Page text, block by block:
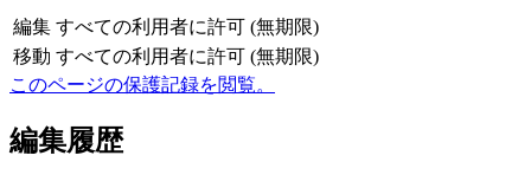
編集 すべての利用者に許可 (無期限)
移動 すべての利用者に許可 (無期限)
このページの保護記録を閲覧。
編集履歴